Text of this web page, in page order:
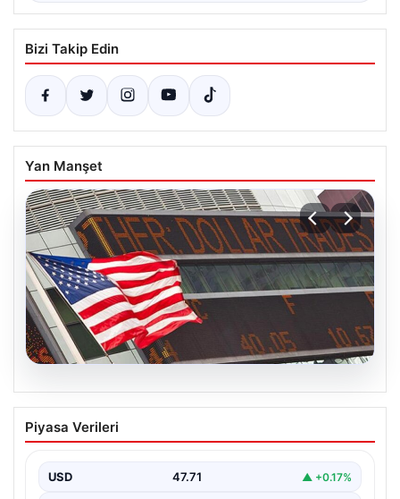
Bizi Takip Edin
Yan Manşet
04.08.2026
FED faiz kararı ne zaman açıklanacak?
Nisan ayı faiz beklentisi belli oldu
Piyasa Verileri
USD 47.71 ▲ +0.17%